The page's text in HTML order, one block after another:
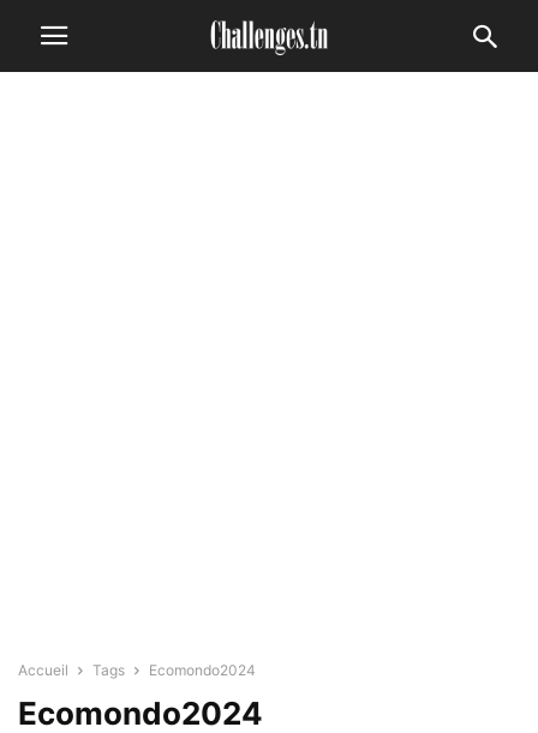
Accueil Tags Ecomondo2024
Ecomondo2024